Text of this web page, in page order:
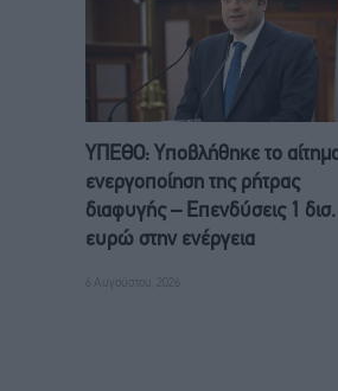
ΥΠΕΘΟ: Υποβλήθηκε το
ενεργοποίηση της ρήτρας
διαφυγής – Επενδύσεις 1 δισ.
ευρώ στην ενέργεια
6 Αυγούστου, 2026